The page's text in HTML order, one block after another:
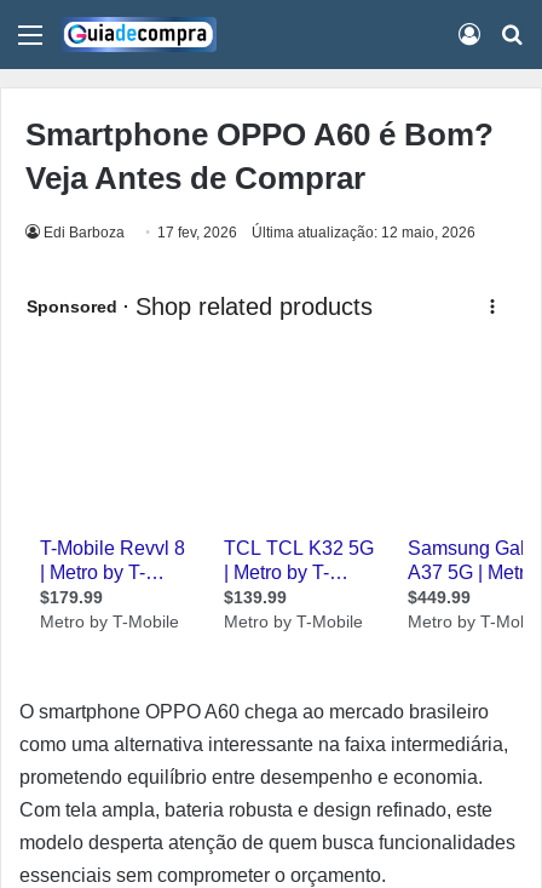
Menu
Smartphone OPPO A60 é Bom?
Veja Antes de Comprar
Edi Barboza 17 fev, 2026 Última atualização: 12 maio, 2026
O smartphone OPPO A60 chega ao mercado brasileiro
como uma alternativa interessante na faixa intermediária,
prometendo equilíbrio entre desempenho e economia.
Com tela ampla, bateria robusta e design refinado, este
modelo desperta atenção de quem busca funcionalidades
essenciais sem comprometer o orçamento.